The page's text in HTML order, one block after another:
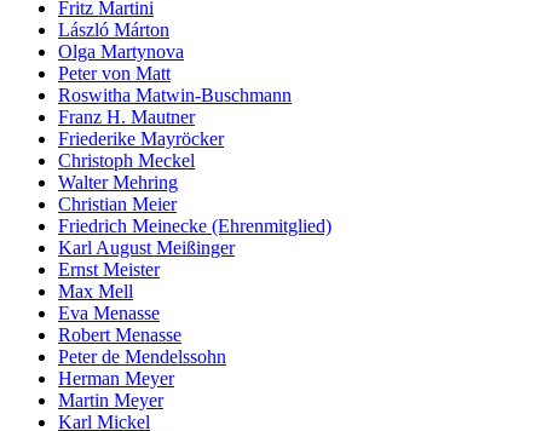
Fritz Martini
László Márton
Olga Martynova
Peter von Matt
Roswitha Matwin-Buschmann
Franz H. Mautner
Friederike Mayröcker
Christoph Meckel
Walter Mehring
Christian Meier
Friedrich Meinecke (Ehrenmitglied)
Karl August Meißinger
Ernst Meister
Max Mell
Eva Menasse
Robert Menasse
Peter de Mendelssohn
Herman Meyer
Martin Meyer
Karl Mickel